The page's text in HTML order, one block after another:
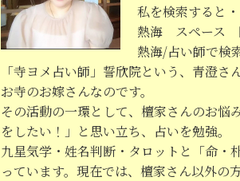
私を検索すると・
熱海 スペース
熱海/占い師で検
「寺ヨメ占い師」誓欣院という、青澄
お寺のお嫁さんなのです。
その活動の一環として、檀家さんのお悩
をしたい！」と思い立ち、占いを勉強。
九星気学・姓名判断・タロットと「命・
っています。現在では、檀家さん以外の